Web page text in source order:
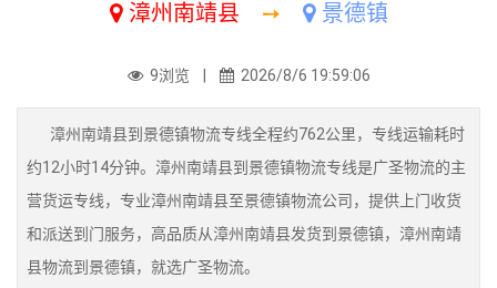
漳州南靖县 ➙ 景德镇
9浏览 | 2026/8/6 19:59:06
漳州南靖县到景德镇物流专线全程约762公里，专线运输耗时
约12小时14分钟。漳州南靖县到景德镇物流专线是广圣物流的主
营货运专线，专业漳州南靖县至景德镇物流公司，提供上门收货
和派送到门服务，高品质从漳州南靖县发货到景德镇，漳州南靖
县物流到景德镇，就选广圣物流。